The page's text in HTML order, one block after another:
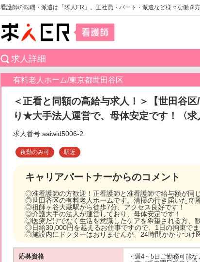
看護師の転職・派遣は「求人ER」。正社員・パート・派遣など様々な働き
求人詳細
有料老人ホーム/東京都世田谷区
＜正看と同額の高給与求人！＞【世田谷
り★大手法人運営で、母体安定です！〈求
求人番号:aaiwid5006-2
夜勤のみ可 駅近
キャリアパートナーからのコメント
◎准看護師の方歓迎！正看護師と准看護師で給与額が同
◎世田谷区の有料老人ホームです。清掃の行き届いた奇麗
◎祖師ヶ谷大蔵駅から徒歩7分、アクセス良好です！
◎介護大手の法人が運営しており、母体安定です！
◎医療だけでなく生活を意識したケアを希望される方、
◎日給30,000円を越えるお仕事ですので、1日の拘束で
◎施設内にドクターはおりませんが、24時間かかりつけ
応募資格
・週4～5日ご勤務可能な